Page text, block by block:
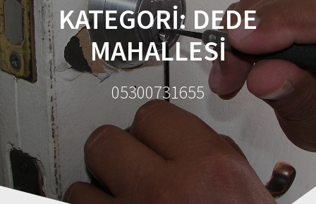
KATEGORI: DEDE
MAHALLESI
05300731655